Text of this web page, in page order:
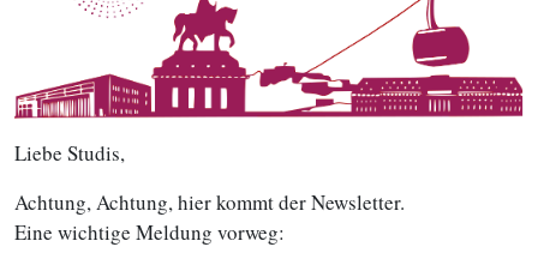
Liebe Studis,
Achtung, Achtung, hier kommt der Newsletter.
Eine wichtige Meldung vorweg: